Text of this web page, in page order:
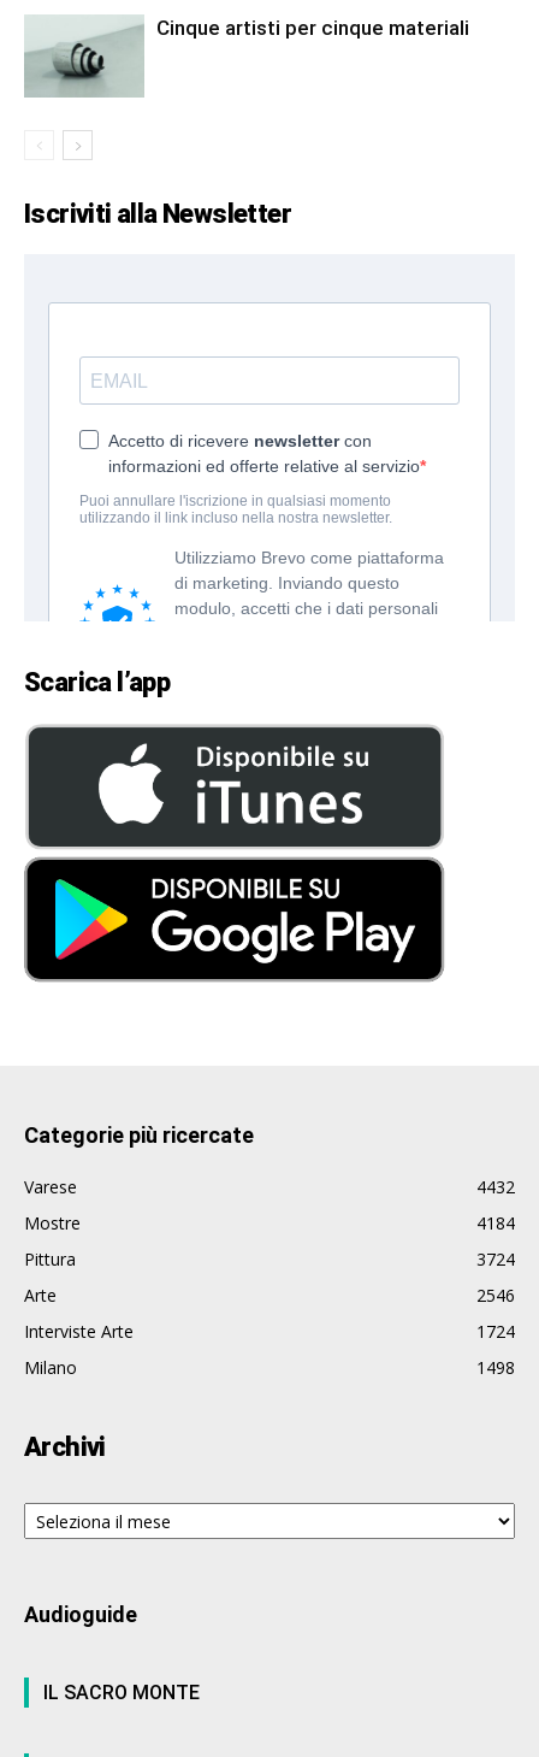
Cinque artisti per cinque materiali
Iscriviti alla Newsletter
Scarica l’app
Categorie più ricercate
Varese
4432
Mostre
4184
Pittura
3724
Arte
2546
Interviste Arte
1724
Milano
1498
Archivi
Archivi
Audioguide
IL SACRO MONTE